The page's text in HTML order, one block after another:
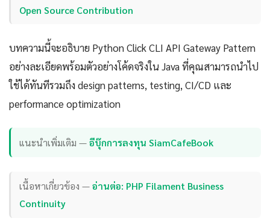
Open Source Contribution
บทความนี้จะอธิบาย Python Click CLI API Gateway Pattern
อย่างละเอียดพร้อมตัวอย่างโค้ดจริงใน Java ที่คุณสามารถนำไป
ใช้ได้ทันทีรวมถึง design patterns, testing, CI/CD และ
performance optimization
แนะนำเพิ่มเติม —อีบุ๊กการลงทุน SiamCafeBook
เนื้อหาเกี่ยวข้อง —อ่านต่อ: PHP Filament Business
Continuity